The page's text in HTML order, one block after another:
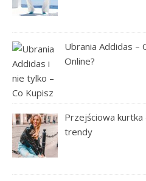
Ubrania Addidas –
Online?
Przejściowa
trendy